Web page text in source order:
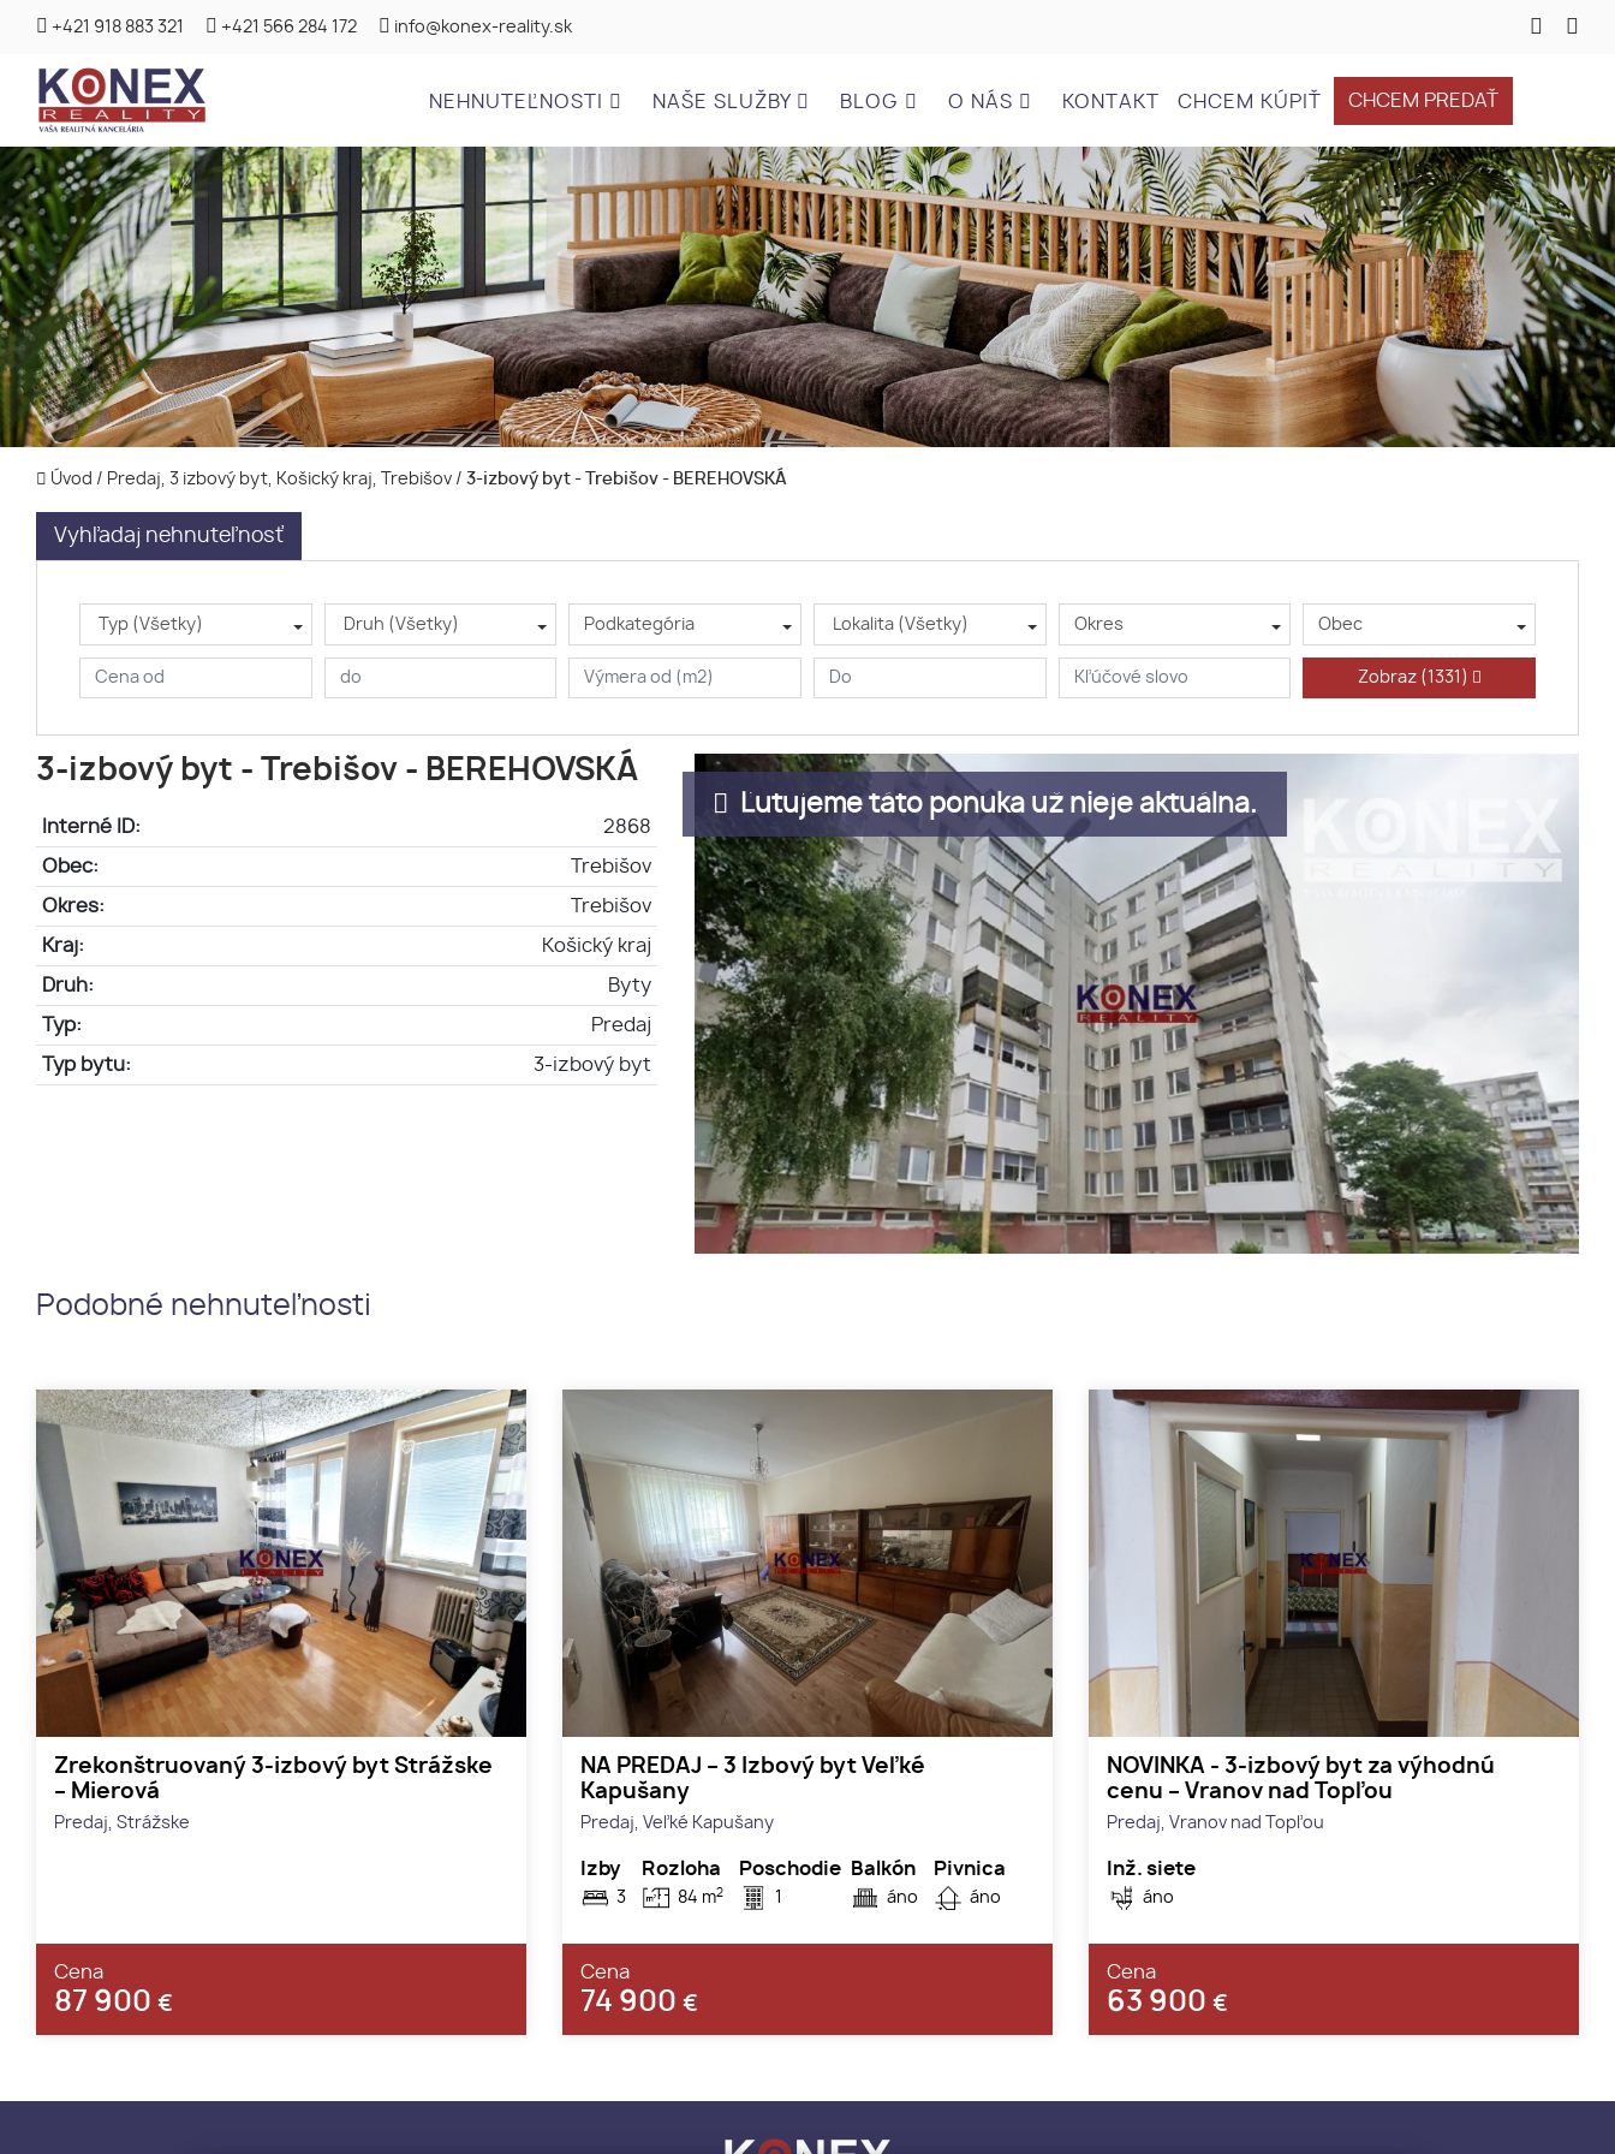
+421 918 883 321 +421 566 284 172 info@konex-reality.sk
NEHNUTEĽNOSTI NAŠE SLUŽBY BLOG O NÁS KONTAKT CHCEM KÚPIŤ CHCEM PREDAŤ
Úvod / Predaj, 3 izbový byt, Košický kraj, Trebišov / 3-izbový byt - Trebišov - BEREHOVSKÁ
Vyhľadaj nehnuteľnosť
Typ (Všetky) Druh (Všetky) Podkategória Lokalita (Všetky) Okres Obec
Zobraz (1331)
3-izbový byt - Trebišov - BEREHOVSKÁ
Interné ID: 2868
Obec: Trebišov
Okres: Trebišov
Kraj: Košický kraj
Druh: Byty
Typ: Predaj
Typ bytu: 3-izbový byt
Ľutujeme táto ponuka už nieje aktuálna.
Podobné nehnuteľnosti
Zrekonštruovaný 3-izbový byt Strážske
– Mierová
Predaj, Strážske
Cena
87 900 €
NA PREDAJ – 3 Izbový byt Veľké
Kapušany
Predaj, Veľké Kapušany
Izby
3
Rozloha
84 m2
Poschodie
1
Balkón
áno
Pivnica
áno
Cena
74 900 €
NOVINKA - 3-izbový byt za výhodnú
cenu – Vranov nad Topľou
Predaj, Vranov nad Topľou
Inž. siete
áno
Cena
63 900 €